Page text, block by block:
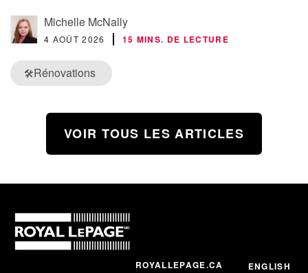
Michelle McNally
4 AOÛT 2026 15 MINS. DE LECTURE
🛠️Rénovations
VOIR TOUS LES ARTICLES
ROYALLEPAGE.CA ENGLISH